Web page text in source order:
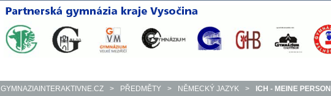
GYMNAZIAINTERAKTIVNE.CZ > PŘEDMĚTY > NĚMECKÝ JAZYK > ICH - MEINE PERSON